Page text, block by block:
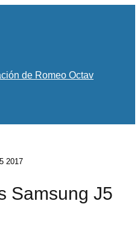
de Romeo Octav
2017
Samsung J5